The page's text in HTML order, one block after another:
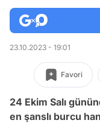
23.10.2023 - 19:01
Favori
24 Ekim Salı
en şanslı burcu